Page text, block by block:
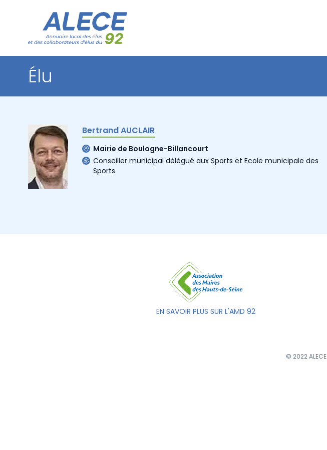
Élu
Bertrand AUCLAIR
Mairie de Boulogne-Billancourt
Conseiller municipal délégué aux Sports et Ecole municipale des
Sports
EN SAVOIR PLUS SUR L'AMD 92
© 2022 ALECE